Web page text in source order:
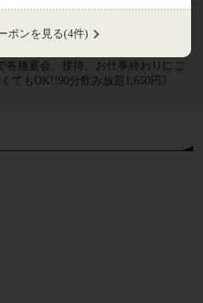
ポンを見る(4件)
意♪人気の個室はお早目のご予約が
個室席をご用意しております。三島
各種宴会、接待、お仕事終わりにご
てもOK!!90分飲み放題1,650円》
閉じる